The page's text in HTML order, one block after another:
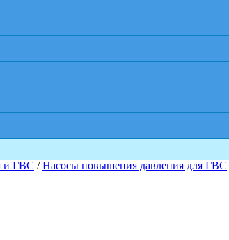
и ГВС /Насосы повышения давления для ГВС